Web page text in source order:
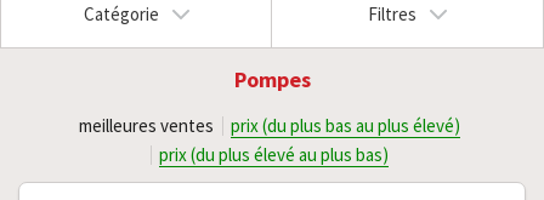
Catégorie Filtres
Pompes
meilleures ventes
prix (du plus bas au plus élevé)
prix (du plus élevé au plus bas)